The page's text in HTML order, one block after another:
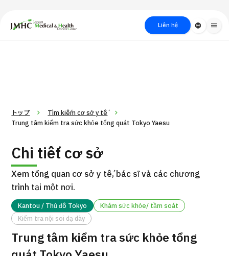
Trung tâm Du lịch Y tế & Sức khỏe Nhật Bản (JMHC)
Liên hệ language menu
Gói dịch vụ ý kiến y tế thứ hai cho bệnh nhân quốc tế（Bệnh
viện Đa khoa Shonan Kamakura）
治療
トップ
Tìm kiếm cơ sở y tế
Trung tâm kiểm tra sức khỏe tổng quát Tokyo Yaesu
Chi tiết cơ sở
Xem tổng quan cơ sở y tế, bác sĩ và các chương
trình tại một nơi.
Kantou / Thủ đô Tokyo
Khám sức khỏe/ tầm soát
Kiểm tra nội soi dạ dày
Trung tâm kiểm tra sức khỏe tổng